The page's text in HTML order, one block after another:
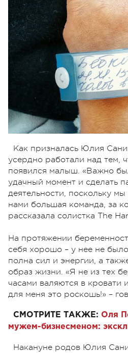
Как призналась Юлия
усердно работали над тем,
появился малыш. «Важно
удачный момент и сделать
деятельности, поскольку
нами большая команда, за
рассказала солистка The
На протяжении
себя хорошо – у нее не
полна сил и энергии, а
образ жизни. «Я не из тех
часами валяются в кровати
для меня это роскошь!» –
СМОТРИТЕ ТАКЖЕ: Оля
мужем-бизнесменом:
Накануне родов Юлия